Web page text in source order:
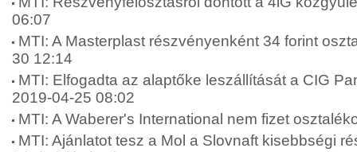
06:07
MTI: A Masterplast részvényenként 34 forint
30 12:14
MTI: Elfogadta az alaptőke leszállítását a CIG
2019-04-25 08:02
MTI: A Waberer's International nem fizet
MTI: Ajánlatot tesz a Mol a Slovnaft kisebbségi